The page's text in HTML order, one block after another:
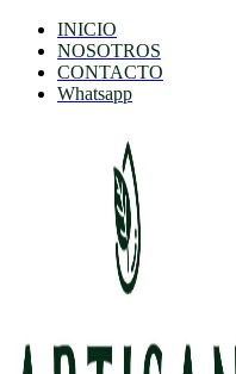
INICIO
NOSOTROS
CONTACTO
Whatsapp